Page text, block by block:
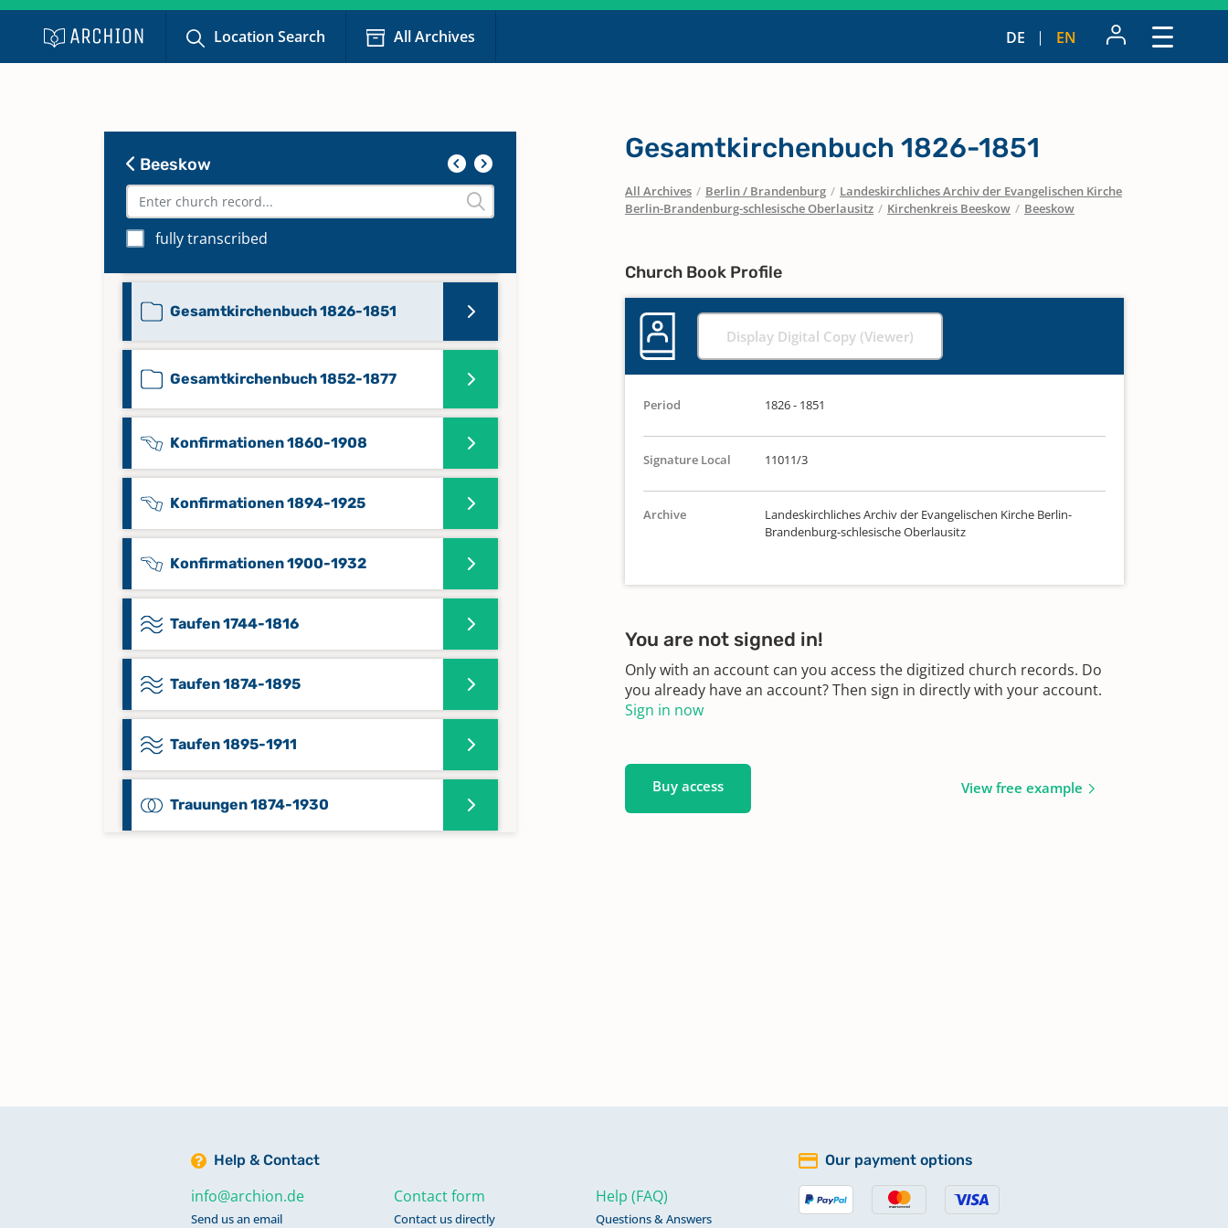
Location Search All Archives DE EN
Beeskow
fully transcribed
Bestattungen 1919-1968
Gesamtkirchenbuch 1595-1802
Gesamtkirchenbuch 1801-1838
Gesamtkirchenbuch 1826-1851
Gesamtkirchenbuch 1852-1877
Konfirmationen 1860-1908
Konfirmationen 1894-1925
Konfirmationen 1900-1932
Taufen 1744-1816
Taufen 1874-1895
Taufen 1895-1911
Trauungen 1874-1930
Gesamtkirchenbuch 1826-1851
All Archives / Berlin / Brandenburg / Landeskirchliches Archiv der Evangelischen Kirche
Berlin-Brandenburg-schlesische Oberlausitz / Kirchenkreis Beeskow / Beeskow
Church Book Profile
Display Digital Copy (Viewer)
Period 1826 - 1851
Signature Local 11011/3
Archive
Landeskirchliches Archiv der Evangelischen Kirche Berlin-
Brandenburg-schlesische Oberlausitz
You are not signed in!
Only with an account can you access the digitized church records. Do
you already have an account? Then sign in directly with your account.
Sign in now
Buy access View free example
Help & Contact
info@archion.de
Send us an email
Contact form
Contact us directly
Help (FAQ)
Questions & Answers
Our payment options